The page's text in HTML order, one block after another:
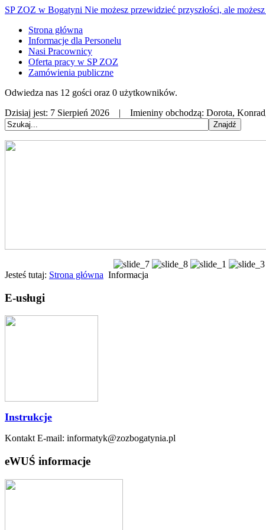
SP ZOZ w Bogatyni Nie możesz przewidzieć przyszłości, ale
Strona główna
Informacje dla Personelu
Nasi Pracownicy
Oferta pracy w SP ZOZ
Zamówienia publiczne
Odwiedza nas 12 gości oraz 0 użytkowników.
Dzisiaj jest: 7 Sierpień 2026 | Imieniny obchodzą: Dorota,
Jesteś tutaj: Strona główna Informacja
E-usługi
Instrukcje
Kontakt E-mail: informatyk@zozbogatynia.pl
eWUŚ informacje